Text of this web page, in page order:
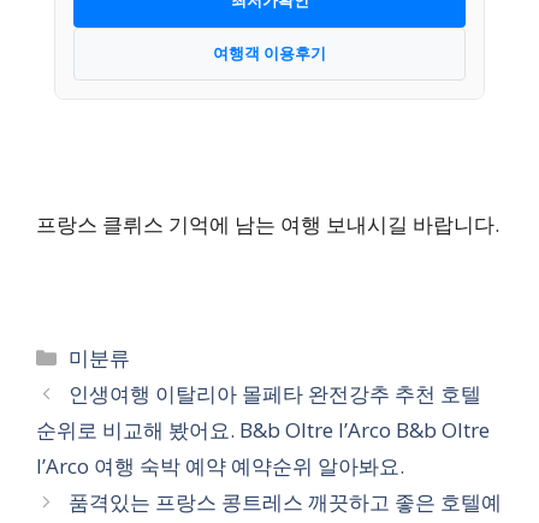
여행객 이용후기
프랑스 클뤼스 기억에 남는 여행 보내시길 바랍니다.
카
테
리
미분류
인생여행 이탈리아 몰페타 완전강추 추천 호텔
순위로 비교해 봤어요. B&b Oltre l’Arco B&b Oltre
l’Arco 여행 숙박 예약 예약순위 알아봐요.
품격있는 프랑스 콩트레스 깨끗하고 좋은 호텔예